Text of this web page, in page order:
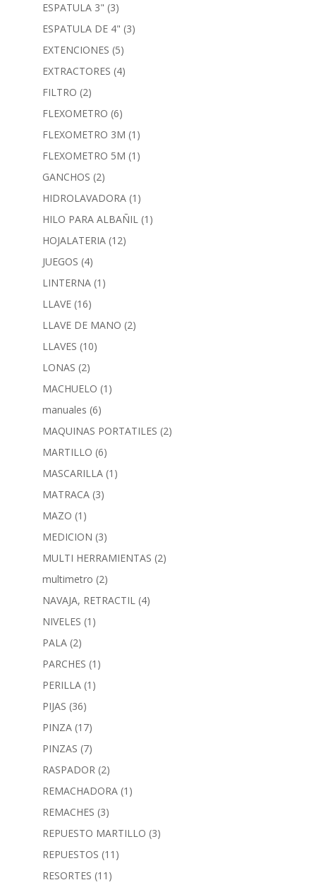
ESPATULA 3" (3)
ESPATULA DE 4" (3)
EXTENCIONES (5)
EXTRACTORES (4)
FILTRO (2)
FLEXOMETRO (6)
FLEXOMETRO 3M (1)
FLEXOMETRO 5M (1)
GANCHOS (2)
HIDROLAVADORA (1)
HILO PARA ALBAÑIL (1)
HOJALATERIA (12)
JUEGOS (4)
LINTERNA (1)
LLAVE (16)
LLAVE DE MANO (2)
LLAVES (10)
LONAS (2)
MACHUELO (1)
manuales (6)
MAQUINAS PORTATILES (2)
MARTILLO (6)
MASCARILLA (1)
MATRACA (3)
MAZO (1)
MEDICION (3)
MULTI HERRAMIENTAS (2)
multimetro (2)
NAVAJA, RETRACTIL (4)
NIVELES (1)
PALA (2)
PARCHES (1)
PERILLA (1)
PIJAS (36)
PINZA (17)
PINZAS (7)
RASPADOR (2)
REMACHADORA (1)
REMACHES (3)
REPUESTO MARTILLO (3)
REPUESTOS (11)
RESORTES (11)